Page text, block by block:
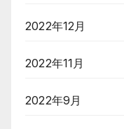
2022年12月
2022年11月
2022年9月